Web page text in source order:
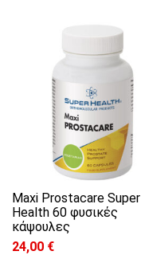
Maxi Prostacare Super
Health 60 φυσικές
κάψουλες
24,00 €